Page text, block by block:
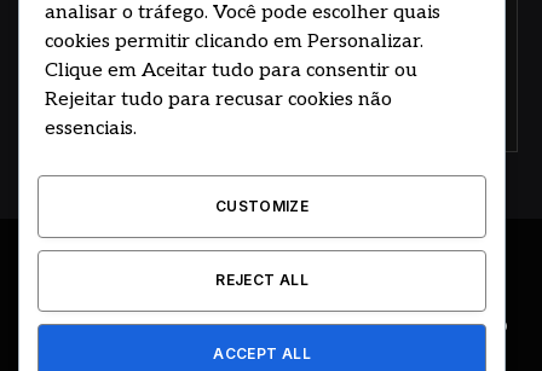
Concorde com nossos termos e acordo de
© 2026 DESENVOLVIDO POR HOSTING PRIME BRASIL
ÚLTIMAS NOTÍCIAS DESTAQUES
CIDADE E REGIÃO
EDITORIAL EVENTOS
analisar o tráfego. Você pode escolher quais
cookies permitir clicando em Personalizar.
Clique em Aceitar tudo para consentir ou
Rejeitar tudo para recusar cookies não
essenciais.
CUSTOMIZE
REJECT ALL
ACCEPT ALL